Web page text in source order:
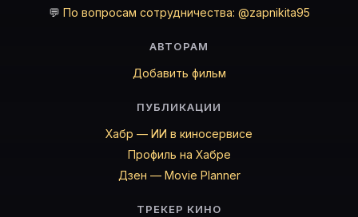
💬 По вопросам сотрудничества: @zapnikita95
АВТОРАМ
Добавить фильм
ПУБЛИКАЦИИ
Хабр — ИИ в киносервисе
Профиль на Хабре
Дзен — Movie Planner
ТРЕКЕР КИНО